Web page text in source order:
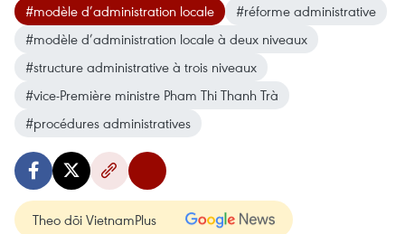
#modèle d’administration locale
#réforme administrative
#modèle d’administration locale à deux niveaux
#structure administrative à trois niveaux
#vice-Première ministre Pham Thi Thanh Trà
#procédures administratives
Theo dõi VietnamPlus